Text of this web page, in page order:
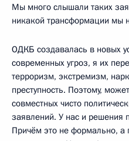
Мы много слышали таких
никакой трансформации мы
ОДКБ создавалась в новых
современных угроз, я их
терроризм, экстремизм,
преступность. Поэтому,
совместных чисто
заявлений. У нас и решения
Причём это не формально, а